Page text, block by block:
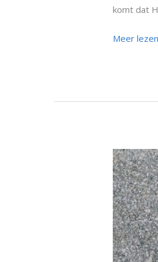
komt dat
Meer
HSP
proces